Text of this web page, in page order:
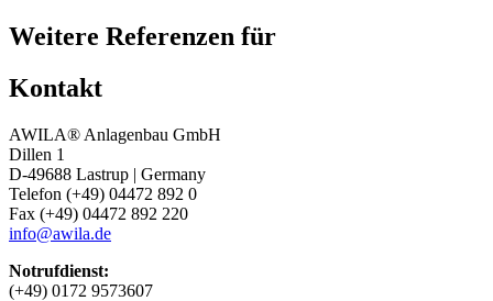
Weitere Referenzen für
Kontakt
AWILA® Anlagenbau GmbH
Dillen 1
D-49688 Lastrup | Germany
Telefon (+49) 04472 892 0
Fax (+49) 04472 892 220
info@awila.de
Notrufdienst:
(+49) 0172 9573607